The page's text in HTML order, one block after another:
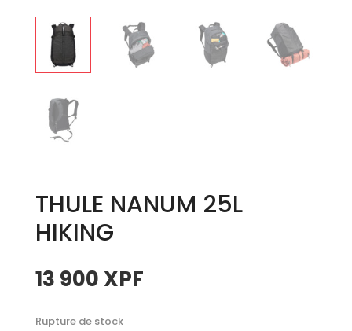
THULE NANUM 25L
HIKING
13 900 XPF
Rupture de stock